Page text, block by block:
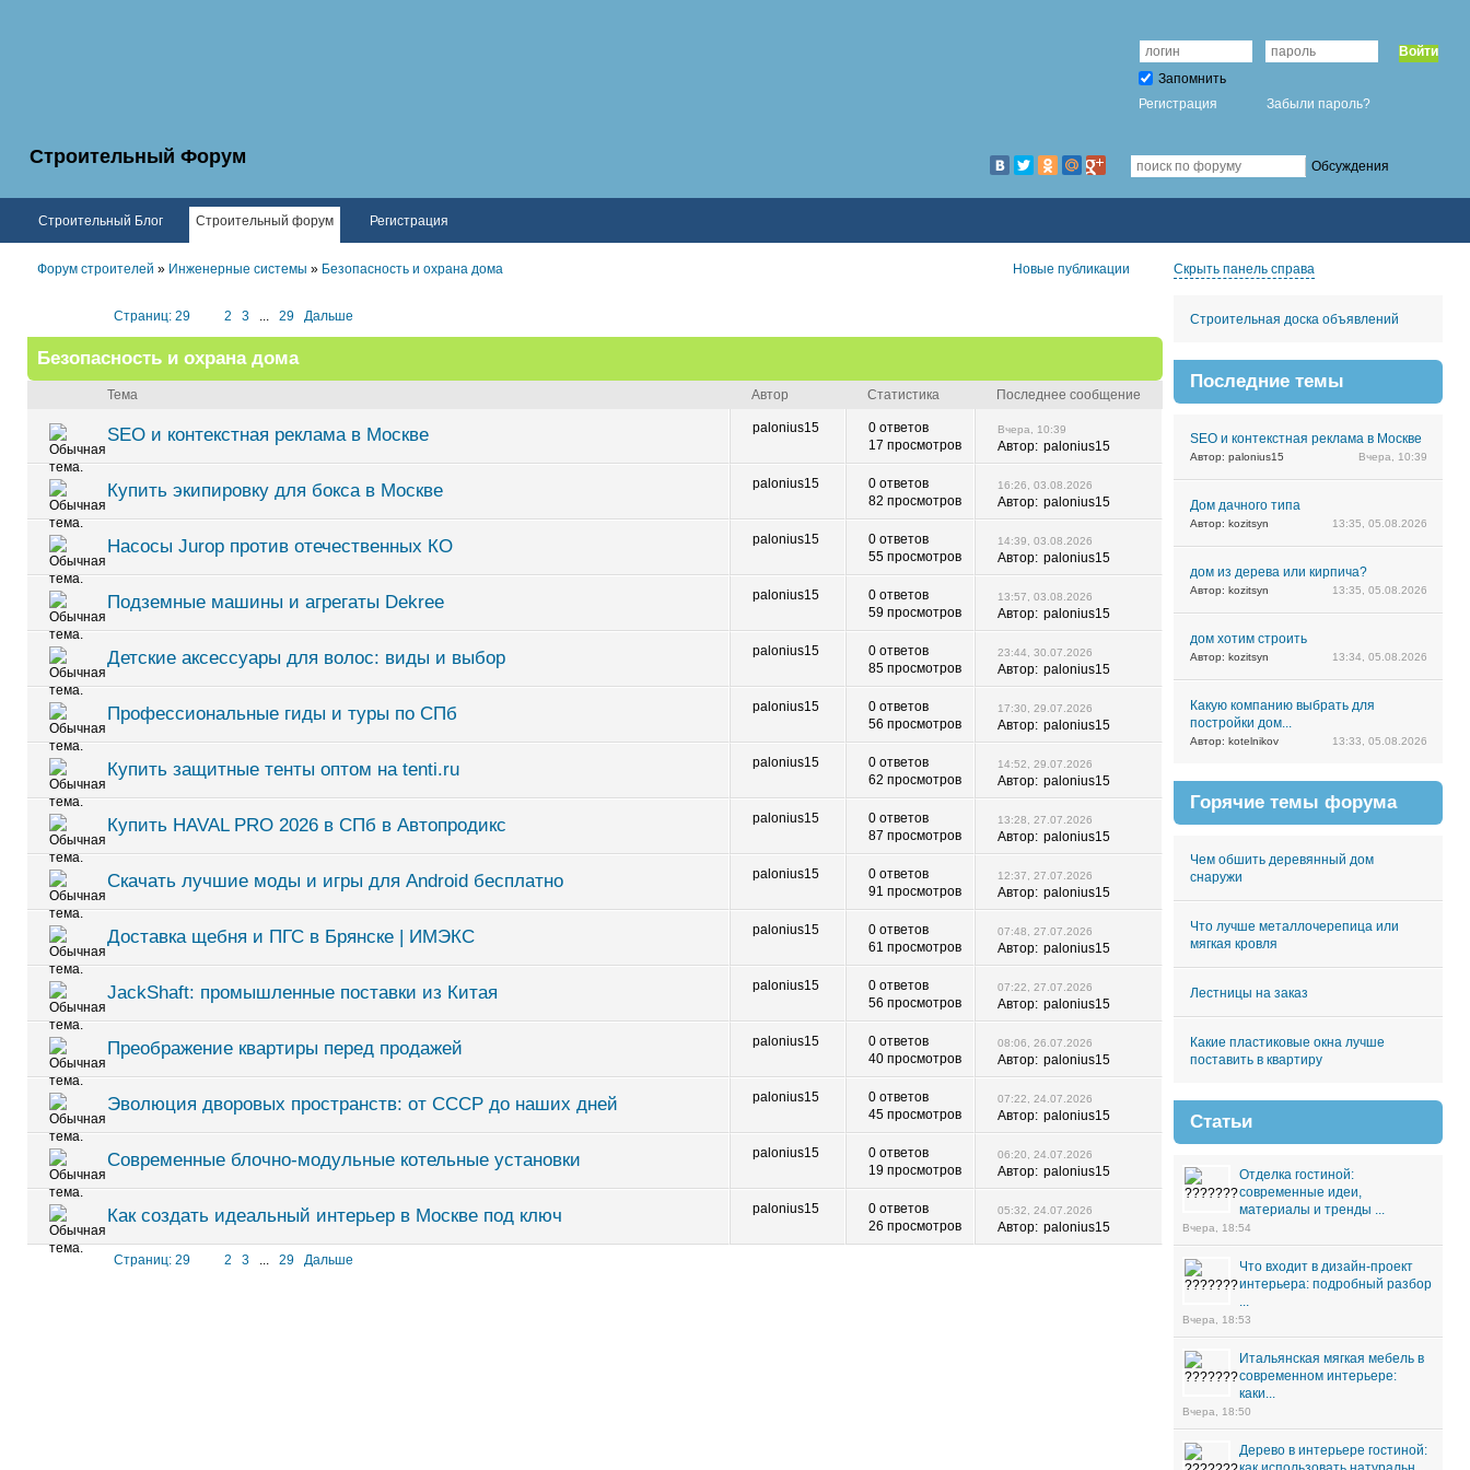
Строительный Форум
Строительный Блог Строительный форум Регистрация
Войти
Запомнить
Регистрация
Забыли пароль?
Обсуждения
Форум строителей » Инженерные системы » Безопасность и охрана дома Новые публикации Скрыть панель справа
Страниц: 29 2 3 ... 29 Дальше
Безопасность и охрана дома
Тема Автор Статистика Последнее сообщение
SEO и контекстная реклама в Москве palonius15
0 ответов
17 просмотров
Вчера, 10:39
Автор: palonius15
Купить экипировку для бокса в Москве palonius15
0 ответов
82 просмотров
16:26, 03.08.2026
Автор: palonius15
Насосы Jurop против отечественных КО palonius15
0 ответов
55 просмотров
14:39, 03.08.2026
Автор: palonius15
Подземные машины и агрегаты Dekree palonius15
0 ответов
59 просмотров
13:57, 03.08.2026
Автор: palonius15
Детские аксессуары для волос: виды и выбор palonius15
0 ответов
85 просмотров
23:44, 30.07.2026
Автор: palonius15
Профессиональные гиды и туры по СПб palonius15
0 ответов
56 просмотров
17:30, 29.07.2026
Автор: palonius15
Купить защитные тенты оптом на tenti.ru palonius15
0 ответов
62 просмотров
14:52, 29.07.2026
Автор: palonius15
Купить HAVAL PRO 2026 в СПб в Автопродикс palonius15
0 ответов
87 просмотров
13:28, 27.07.2026
Автор: palonius15
Скачать лучшие моды и игры для Android бесплатно palonius15
0 ответов
91 просмотров
12:37, 27.07.2026
Автор: palonius15
Доставка щебня и ПГС в Брянске | ИМЭКС palonius15
0 ответов
61 просмотров
07:48, 27.07.2026
Автор: palonius15
JackShaft: промышленные поставки из Китая palonius15
0 ответов
56 просмотров
07:22, 27.07.2026
Автор: palonius15
Преображение квартиры перед продажей palonius15
0 ответов
40 просмотров
08:06, 26.07.2026
Автор: palonius15
Эволюция дворовых пространств: от СССР до наших дней palonius15
0 ответов
45 просмотров
07:22, 24.07.2026
Автор: palonius15
Современные блочно-модульные котельные установки palonius15
0 ответов
19 просмотров
06:20, 24.07.2026
Автор: palonius15
Как создать идеальный интерьер в Москве под ключ palonius15
0 ответов
26 просмотров
05:32, 24.07.2026
Автор: palonius15
Страниц: 29 2 3 ... 29 Дальше
Строительная доска объявлений
Последние темы
SEO и контекстная реклама в Москве
Автор: palonius15 Вчера, 10:39
Дом дачного типа
Автор: kozitsyn 13:35, 05.08.2026
дом из дерева или кирпича?
Автор: kozitsyn 13:35, 05.08.2026
дом хотим строить
Автор: kozitsyn 13:34, 05.08.2026
Какую компанию выбрать для
постройки дом...
Автор: kotelnikov 13:33, 05.08.2026
Горячие темы форума
Чем обшить деревянный дом
снаружи
Что лучше металлочерепица или
мягкая кровля
Лестницы на заказ
Какие пластиковые окна лучше
поставить в квартиру
Статьи
Отделка гостиной:
современные идеи,
материалы и тренды ...
Вчера, 18:54
Что входит в дизайн-проект
интерьера: подробный разбор
...
Вчера, 18:53
Итальянская мягкая мебель в
современном интерьере:
каки...
Вчера, 18:50
Дерево в интерьере гостиной: